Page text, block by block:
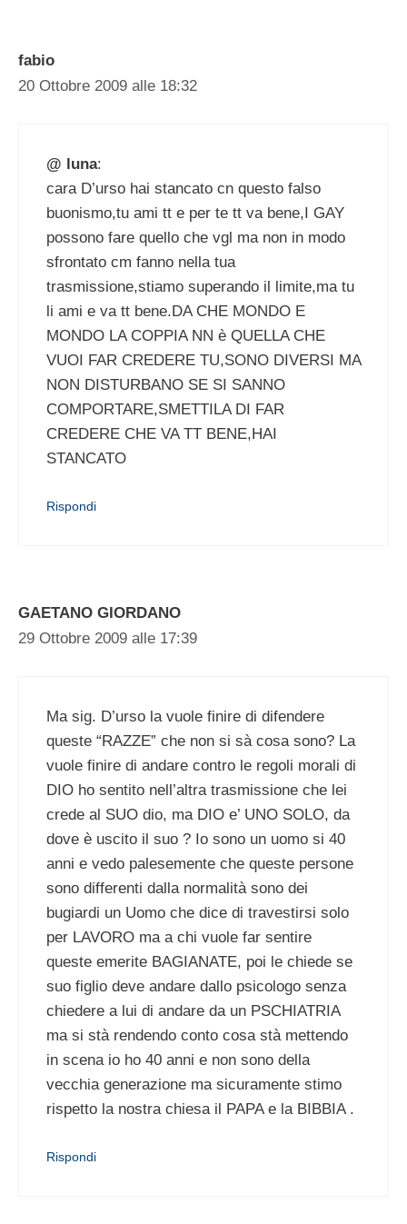
fabio
20 Ottobre 2009 alle 18:32
@ luna:
cara D’urso hai stancato cn questo falso
buonismo,tu ami tt e per te tt va bene,I GAY
possono fare quello che vgl ma non in modo
sfrontato cm fanno nella tua
trasmissione,stiamo superando il limite,ma tu
li ami e va tt bene.DA CHE MONDO E
MONDO LA COPPIA NN è QUELLA CHE
VUOI FAR CREDERE TU,SONO DIVERSI MA
NON DISTURBANO SE SI SANNO
COMPORTARE,SMETTILA DI FAR
CREDERE CHE VA TT BENE,HAI
STANCATO
Rispondi
GAETANO GIORDANO
29 Ottobre 2009 alle 17:39
Ma sig. D’urso la vuole finire di difendere
queste “RAZZE” che non si sà cosa sono? La
vuole finire di andare contro le regoli morali di
DIO ho sentito nell’altra trasmissione che lei
crede al SUO dio, ma DIO e’ UNO SOLO, da
dove è uscito il suo ? Io sono un uomo si 40
anni e vedo palesemente che queste persone
sono differenti dalla normalità sono dei
bugiardi un Uomo che dice di travestirsi solo
per LAVORO ma a chi vuole far sentire
queste emerite BAGIANATE, poi le chiede se
suo figlio deve andare dallo psicologo senza
chiedere a lui di andare da un PSCHIATRIA
ma si stà rendendo conto cosa stà mettendo
in scena io ho 40 anni e non sono della
vecchia generazione ma sicuramente stimo
rispetto la nostra chiesa il PAPA e la BIBBIA .
Rispondi